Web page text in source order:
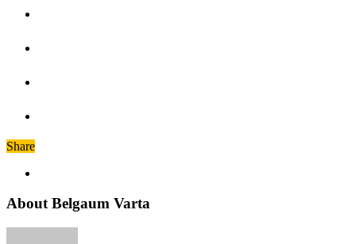
Share
About Belgaum Varta